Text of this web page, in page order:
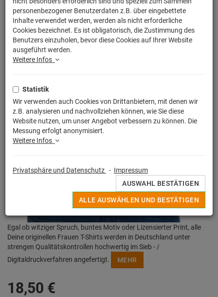
Egal ob witziger Spruch, buntes Motiv oder Lizensierter Print, alle
Deine originellen Frauen T-Shirts werden in Deutschland unter
strengen Qualitätskontrollen hochwertig im Sieb - /
Digitaldruckverfahren angefertigt.
MEHR
18,50 €
personenbezogener Benutzerdaten z.B. über eingebettete
Inhalte verwendet werden, werden als nicht erforderliche
Cookies bezeichnet. Es ist obligatorisch, die Zustimmung des
Benutzers einzuholen, bevor diese Cookies auf Ihrer Website
ausgeführt werden.
Weitere Infos
Statistik
Wir verwenden auch Cookies von Drittanbietern, mit denen wir
z.B. analysieren und nachvollziehen können, wie Sie diese
Website nutzen, um unser Angebot verbessern zu können. Die
Messung erfolgt anonymisiert.
Weitere Infos
Privatsphäre und Datenschutz - Impressum
AUSWAHL BESTÄTIGEN
ALLE AUSWÄHLEN UND BESTÄTIGEN